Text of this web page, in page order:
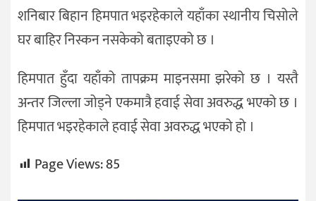
शनिबार बिहान हिमपात भइरहेकाले यहाँका स्थानीय चिसोले
घर बाहिर निस्कन नसकेको बताइएको छ ।
हिमपात हुँदा यहाँको तापक्रम माइनसमा झरेको छ । यस्तै
अन्तर जिल्ला जोड्ने एकमात्रै हवाई सेवा अवरुद्ध भएको छ ।
हिमपात भइरहेकाले हवाई सेवा अवरुद्ध भएको हो ।
Page Views:85